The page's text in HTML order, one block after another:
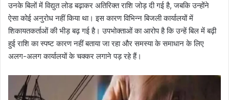
उनके बिलों में विद्युत लोड बढ़ाकर अतिरिक्त राशि जोड़ दी गई है, जबकि उन्होंने
ऐसा कोई अनुरोध नहीं किया था। इस कारण विभिन्न बिजली कार्यालयों में
शिकायतकर्ताओं की भीड़ बढ़ गई है। उपभोक्ताओं का आरोप है कि उन्हें बिल में बढ़ी
हुई राशि का स्पष्ट कारण नहीं बताया जा रहा और समस्या के समाधान के लिए
अलग-अलग कार्यालयों के चक्कर लगाने पड़ रहे हैं।